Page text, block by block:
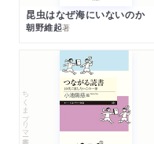
昆虫はなぜ海にいないのか
朝野維起著
ちくまプリマー新書